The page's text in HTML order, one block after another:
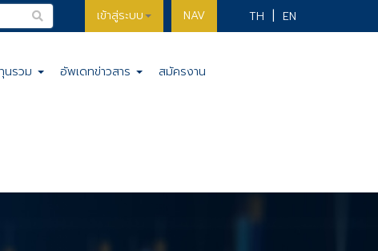
เข้าสู่ระบบ NAV TH EN
นรวม อัพเดทข่าวสาร สมัครงาน